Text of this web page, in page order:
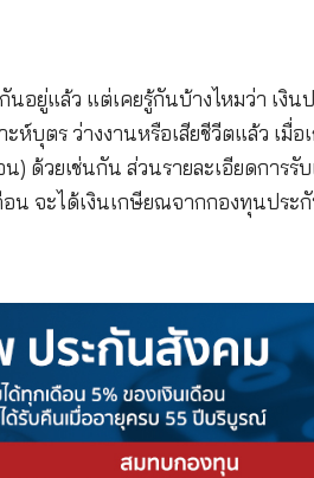
ทางการเงินกันอยู่แล้ว แต่เ
บุตร สงเคราะห์บุตร ว่างงา
(เงินรายเดือน) ด้วยเช่นกัน
มนุษย์เงินเดือน จะได้เงินเก